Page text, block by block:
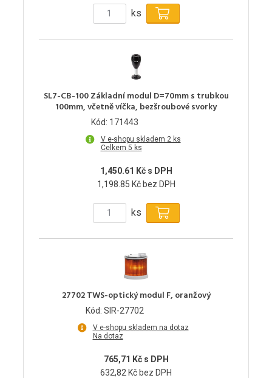
ks
SL7-CB-100 Základní modul D=70mm s trubkou
100mm, včetně víčka, bezšroubové svorky
Kód: 171443
V e-shopu skladem 2 ks
Celkem 5 ks
1,450.61 Kč s DPH
1,198.85 Kč bez DPH
ks
27702 TWS-optický modul F, oranžový
Kód: SIR-27702
V e-shopu skladem na dotaz
Na dotaz
765,71 Kč s DPH
632,82 Kč bez DPH